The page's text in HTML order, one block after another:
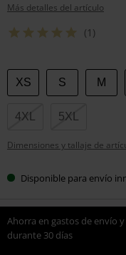
Más detalles del artículo
(1)
Elige
tu
talla
XS S M
4XL 5XL
Dimensiones y tallaje de
Disponible para envío
Ahorra en gastos de envío
durante 30 días